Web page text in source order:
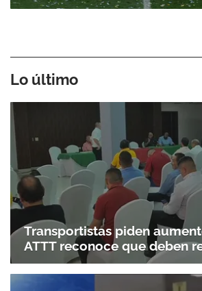
Lo último
Transportistas piden
ATTT reconoce que deben